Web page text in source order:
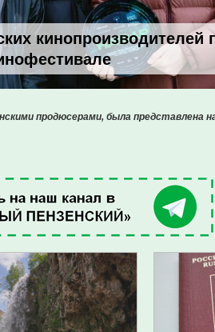
кинопроизводителей
продюсерами, была представлена